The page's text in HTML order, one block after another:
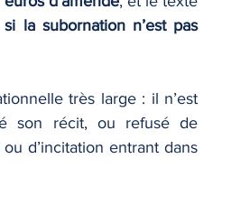
la subornation n’est pas
très large : il n’est
son récit, ou refusé de
d’incitation entrant dans